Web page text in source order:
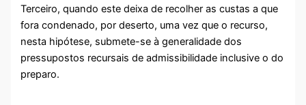
Terceiro, quando este deixa de recolher as custas a que
fora condenado, por deserto, uma vez que o recurso,
nesta hipótese, submete-se à generalidade dos
pressupostos recursais de admissibilidade inclusive o do
preparo.